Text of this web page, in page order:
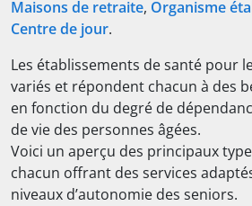
Maisons de retraite, Organisme
Centre de jour.
Les établissements de santé pour
variés et répondent chacun à des
en fonction du degré de
de vie des personnes âgées.
Voici un aperçu des principaux
chacun offrant des services
niveaux d’autonomie des seniors.